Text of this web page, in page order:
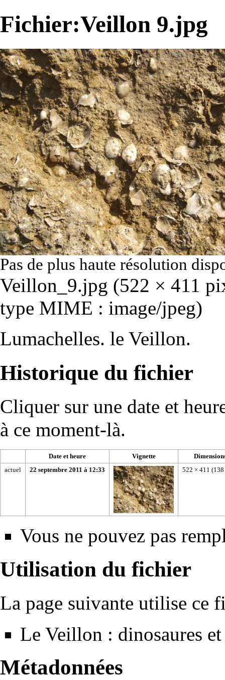
Fichier:Veillon 9.jpg
Pas de plus haute résolution
Veillon_9.jpg (522 × 411
type MIME : image/jpeg)
Lumachelles. le Veillon.
Historique du fichier
Cliquer sur une date et
à ce moment-là.
Date et heure Vignette
actuel
22 septembre 2011 à 12:33 522 × 411
Vous ne pouvez pas
Utilisation du fichier
La page suivante utilise ce
Le Veillon : dinosaures
Métadonnées